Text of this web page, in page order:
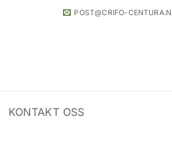
POST@CRIFO-
KONTAKT OSS